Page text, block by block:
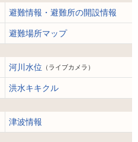
避難情報・避難所の開設情報
避難場所マップ
河川水位 （ライブカメラ）
洪水キキクル
津波情報